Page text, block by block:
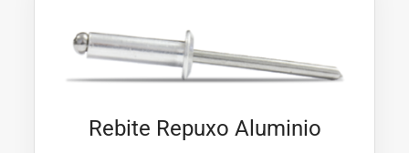
Rebite Repuxo Aluminio